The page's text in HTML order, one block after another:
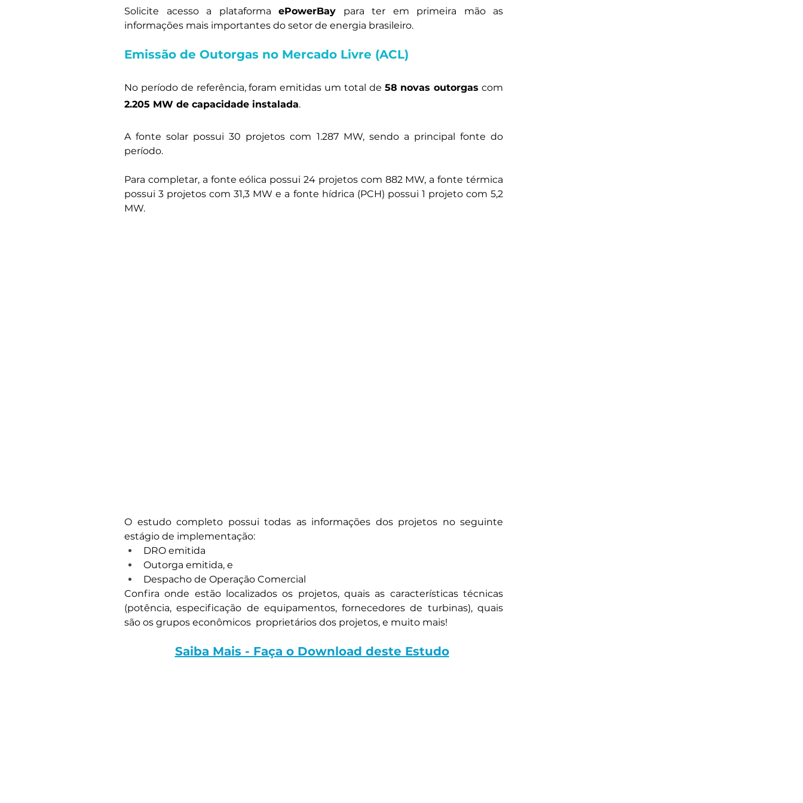
Solicite acesso a plataforma ePowerBay para ter em primeira mão as
informações mais importantes do setor de energia brasileiro.
Emissão de Outorgas no Mercado Livre (ACL)
No período de referência, foram emitidas um total de 58 novas outorgas
2.205 MW de capacidade instalada.
A fonte solar possui 30 projetos com 1.287 MW, sendo a principal fonte do
período.
Para completar, a fonte eólica possui 24 projetos com 882 MW, a fonte térmica
possui 3 projetos com 31,3 MW e a fonte hídrica (PCH) possui 1 projeto com 5,2
MW.
O estudo completo possui todas as informações dos projetos no seguinte
estágio de implementação:
DRO emitida
Outorga emitida, e
Despacho de Operação Comercial
Confira onde estão localizados os projetos, quais as características técnicas
(potência, especificação de equipamentos, fornecedores de turbinas), quais
são os grupos econômicos  proprietários dos projetos, e muito mais!
Saiba Mais - Faça o Download deste Estudo